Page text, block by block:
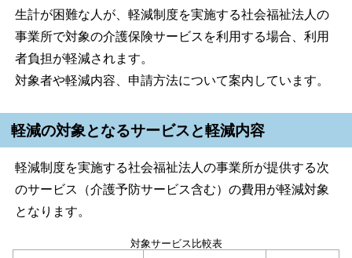
生計が困難な人が、軽減制度を実施する社会福祉法人の
事業所で対象の介護保険サービスを利用する場合、利用
者負担が軽減されます。
対象者や軽減内容、申請方法について案内しています。
軽減の対象となるサービスと軽減内容
軽減制度を実施する社会福祉法人の事業所が提供する次
のサービス（介護予防サービス含む）の費用が軽減対象
となります。
対象サービス比較表